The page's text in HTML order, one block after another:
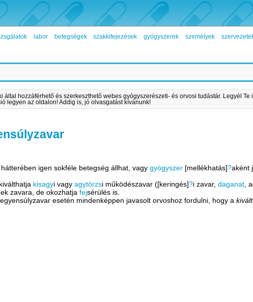
labor betegségek szakkifejezések gyógyszerek személyek
által hozzáférhető és szerkeszthető webes gyógyszerészeti- és orvosi tudástár. Legyél
legyen az oldalon! Addig is, jó olvasgatást kívánunk!
igen sokféle betegség állhat, vagygyógyszer [mellékhatás]?aként
kisagyi vagyagytörzsi működészavar ([keringés]?i zavar,daganat ,
zavara, de okozhatjafejsérülés is.
esetén mindenképpen javasolt orvoshoz fordulni, hogy a